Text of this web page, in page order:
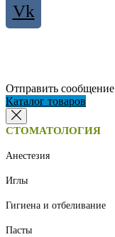
Vk
Отправить сообщение
Каталог товаров
СТОМАТОЛОГИЯ
Анестезия
Иглы
Гигиена и отбеливание
Пасты